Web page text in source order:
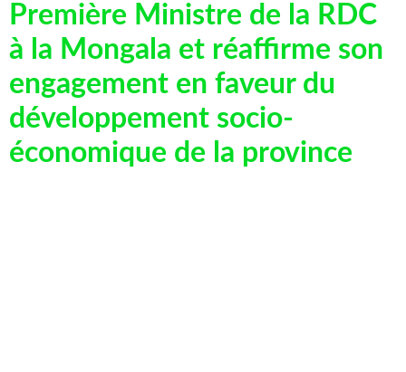
Première Ministre de la RDC
à la Mongala et réaffirme son
engagement en faveur du
développement socio-
économique de la province